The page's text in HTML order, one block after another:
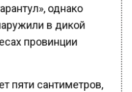
однако
в дикой
провинции
пяти сантиметров,